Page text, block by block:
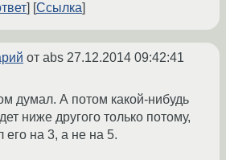
Ссылка
от abs 27.12.2014 09:42:41
думал. А потом какой-нибудь
ниже другого только потому,
его на 3, а не на 5.